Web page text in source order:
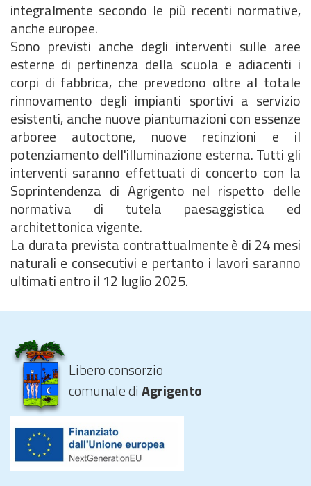
integralmente secondo le più recenti normative,
anche europee.
Sono previsti anche degli interventi sulle aree
esterne di pertinenza della scuola e adiacenti i
corpi di fabbrica, che prevedono oltre al totale
rinnovamento degli impianti sportivi a servizio
esistenti, anche nuove piantumazioni con essenze
arboree autoctone, nuove recinzioni e il
potenziamento dell'illuminazione esterna. Tutti gli
interventi saranno effettuati di concerto con la
Soprintendenza di Agrigento nel rispetto delle
normativa di tutela paesaggistica ed
architettonica vigente.
La durata prevista contrattualmente è di 24 mesi
naturali e consecutivi e pertanto i lavori saranno
ultimati entro il 12 luglio 2025.
Libero consorzio
comunale diAgrigento